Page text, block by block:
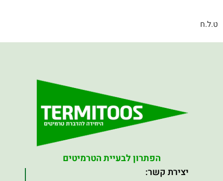
ט.ל.ח
הפתרון לבעיית הטרמיטים
יצירת קשר: